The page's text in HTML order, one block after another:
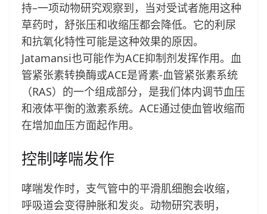
持–一项动物研究观察到，当对受试者施用这种
草药时，舒张压和收缩压都会降低。它的利尿
和抗氧化特性可能是这种效果的原因。
Jatamansi也可能作为ACE抑制剂发挥作用。血
管紧张素转换酶或ACE是肾素-血管紧张素系统
（RAS）的一个组成部分，是我们体内调节血压
和液体平衡的激素系统。ACE通过使血管收缩而
在增加血压方面起作用。
控制哮喘发作
哮喘发作时，支气管中的平滑肌细胞会收缩，
呼吸道会变得肿胀和发炎。动物研究表明，